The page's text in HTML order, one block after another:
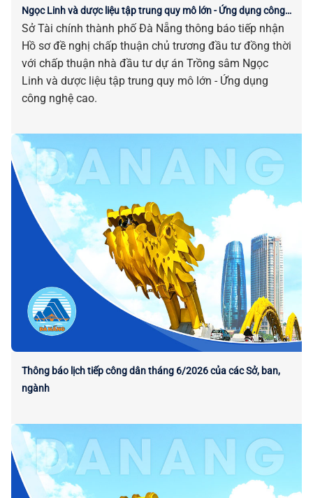
Ngọc Linh và dược liệu tập trung quy mô lớn - Ứng dụng công
nghệ cao
Sở Tài chính thành phố Đà Nẵng thông báo tiếp nhận
Hồ sơ đề nghị chấp thuận chủ trương đầu tư đồng thời
với chấp thuận nhà đầu tư dự án Trồng sâm Ngọc
Linh và dược liệu tập trung quy mô lớn - Ứng dụng
công nghệ cao.
Thông báo lịch tiếp công dân tháng 6/2026 của các Sở, ban,
ngành